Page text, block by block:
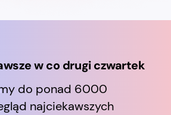
w co drugi czwartek
do ponad 6000
najciekawszych